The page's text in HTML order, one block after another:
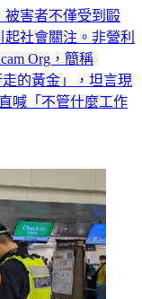
被害者不僅受到毆
社會關注。非營利
Org，簡稱
的黃金」，坦言現
喊「不管什麼工作